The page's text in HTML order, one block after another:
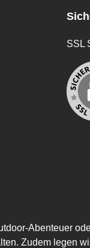
SSL
Abenteuer
Zudem legen